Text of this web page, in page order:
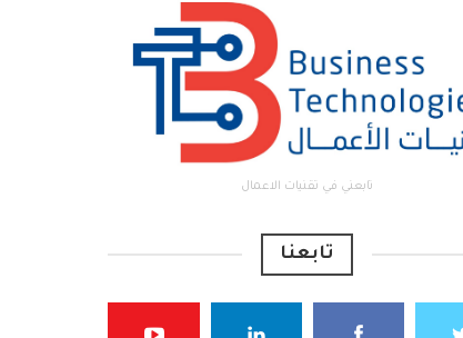
تابعني في تقنيات الاعمال
تابعنا